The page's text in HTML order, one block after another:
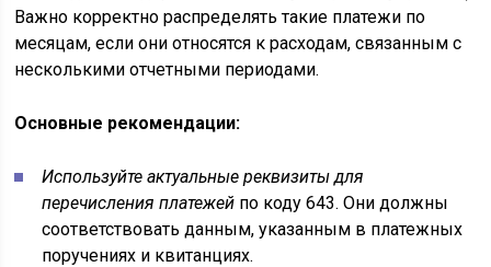
Важно корректно распределять такие платежи по
месяцам, если они относятся к расходам, связанным с
несколькими отчетными периодами.
Основные рекомендации:
Используйте актуальные реквизиты для
перечисления платежей по коду 643. Они должны
соответствовать данным, указанным в платежных
поручениях и квитанциях.